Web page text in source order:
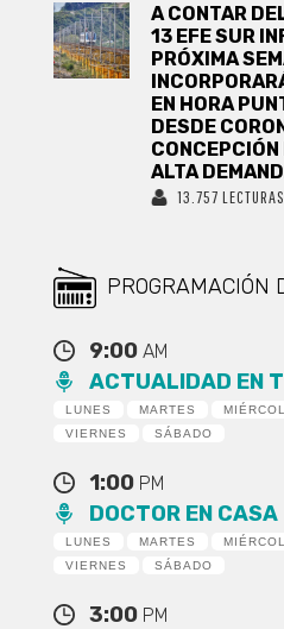
A CONTAR
13 EFE SUR
PRÓXIMA
EN HORA
DESDE
ALTA
13.757 LECTURAS
PROGRAMACIÓN
9:00 AM
ACTUALIDAD EN
LUNES MARTES
VIERNES
SÁBADO
1:00 PM
DOCTOR EN CASA
LUNES MARTES
VIERNES
SÁBADO
3:00 PM